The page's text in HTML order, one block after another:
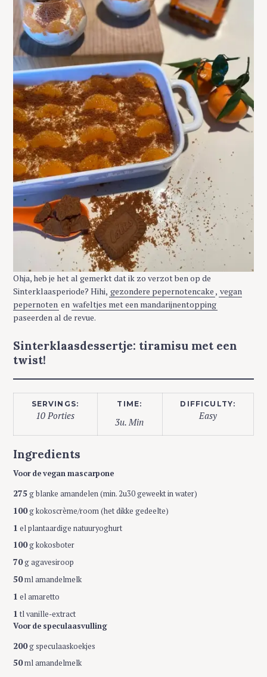
Ohja, heb je het al gemerkt dat ik zo verzot ben op de
Sinterklaasperiode? Hihi, gezondere pepernotencake , vegan
pepernoten en wafeltjes met een mandarijnentopping
paseerden al de revue.
Sinterklaasdessertje: tiramisu met een
twist!
SERVINGS:
10 Porties
TIME:
3u. Min
DIFFICULTY:
Easy
Ingredients
Voor de vegan mascarpone
275g blanke amandelen (min. 2u30 geweekt in water)
100g kokoscrème/room (het dikke gedeelte)
1 el plantaardige natuuryoghurt
100g kokosboter
70g agavesiroop
50ml amandelmelk
1 el amaretto
1 tl vanille-extract
Voor de speculaasvulling
200g speculaaskoekjes
50ml amandelmelk